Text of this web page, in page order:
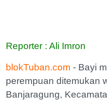
Reporter : Ali Imron
blokTuban.com - Bayi
perempuan ditemukan
Banjaragung,